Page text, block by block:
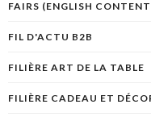
FAIRS (ENGLISH
FIL D'ACTU B2B
FILIÈRE ART DE LA TABLE
FILIÈRE CADEAU ET